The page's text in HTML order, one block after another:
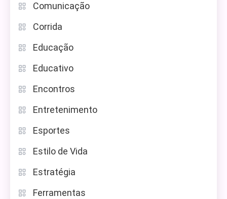
Comunicação
Corrida
Educação
Educativo
Encontros
Entretenimento
Esportes
Estilo de Vida
Estratégia
Ferramentas